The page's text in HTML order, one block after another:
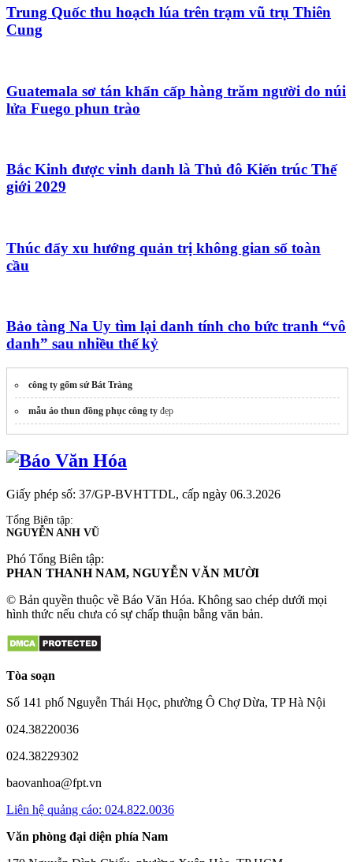
Trung Quốc thu hoạch lúa trên trạm vũ trụ Thiên
Cung
Guatemala sơ tán khẩn cấp hàng trăm người do núi
lửa Fuego phun trào
Bắc Kinh được vinh danh là Thủ đô Kiến trúc Thế
giới 2029
Thúc đẩy xu hướng quản trị không gian số toàn
cầu
Bảo tàng Na Uy tìm lại danh tính cho bức tranh “vô
danh” sau nhiều thế kỷ
công ty gốm sứ Bát Tràng
mẫu áo thun đồng phục công ty đẹp
Giấy phép số: 37/GP-BVHTTDL, cấp ngày 06.3.2026
Tổng Biên tập:
NGUYỄN ANH VŨ
Phó Tổng Biên tập:
PHAN THANH NAM, NGUYỄN VĂN MƯỜI
© Bản quyền thuộc về Báo Văn Hóa. Không sao chép dưới mọi
hình thức nếu chưa có sự chấp thuận bằng văn bản.
Tòa soạn
Số 141 phố Nguyễn Thái Học, phường Ô Chợ Dừa, TP Hà Nội
024.38220036
024.38229302
baovanhoa@fpt.vn
Liên hệ quảng cáo: 024.822.0036
Văn phòng đại diện phía Nam